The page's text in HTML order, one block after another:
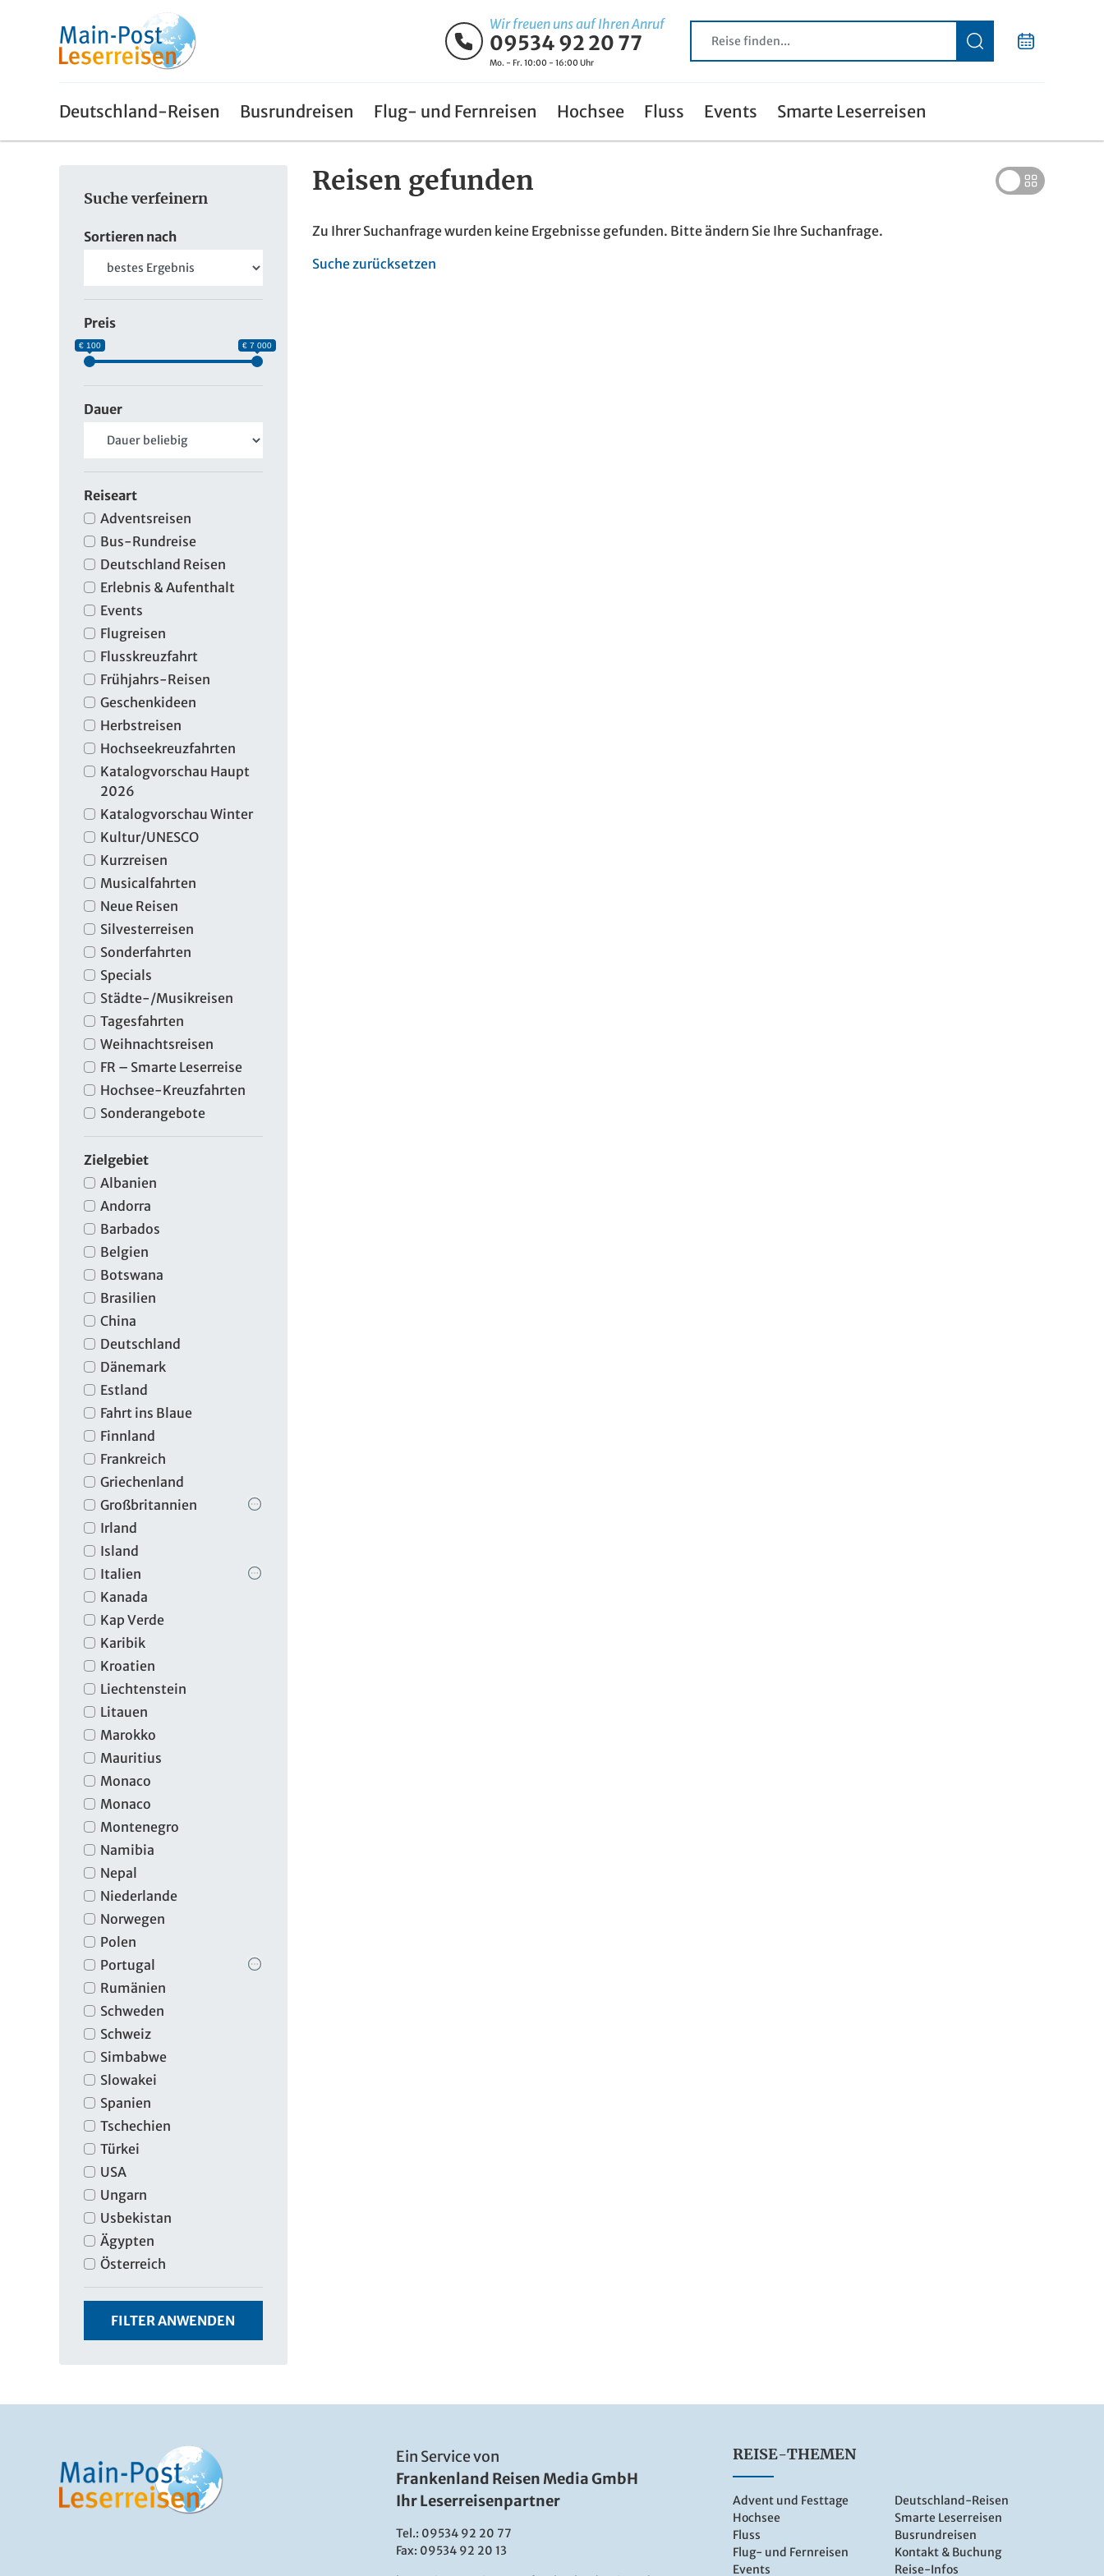
Wir freuen uns auf Ihren Anruf
09534 92 20 77
Mo. - Fr. 10:00 - 16:00 Uhr
Deutschland-Reisen Busrundreisen Flug- und Fernreisen Hochsee Fluss Events Smarte Leserreisen
Suche verfeinern
Sortieren nach
Preis
€ 100 € 7 000
Dauer
Reiseart
Adventsreisen
Bus-Rundreise
Deutschland Reisen
Erlebnis & Aufenthalt
Events
Flugreisen
Flusskreuzfahrt
Frühjahrs-Reisen
Geschenkideen
Herbstreisen
Hochseekreuzfahrten
Katalogvorschau Haupt
2026
Katalogvorschau Winter
Kultur/UNESCO
Kurzreisen
Musicalfahrten
Neue Reisen
Silvesterreisen
Sonderfahrten
Specials
Städte-/Musikreisen
Tagesfahrten
Weihnachtsreisen
FR – Smarte Leserreise
Hochsee-Kreuzfahrten
Sonderangebote
Zielgebiet
Albanien
Andorra
Barbados
Belgien
Botswana
Brasilien
China
Deutschland
Dänemark
Estland
Fahrt ins Blaue
Finnland
Frankreich
Griechenland
Großbritannien
Irland
Island
Italien
Kanada
Kap Verde
Karibik
Kroatien
Liechtenstein
Litauen
Marokko
Mauritius
Monaco
Monaco
Montenegro
Namibia
Nepal
Niederlande
Norwegen
Polen
Portugal
Rumänien
Schweden
Schweiz
Simbabwe
Slowakei
Spanien
Tschechien
Türkei
USA
Ungarn
Usbekistan
Ägypten
Österreich
FILTER ANWENDEN
Reisen gefunden
Zu Ihrer Suchanfrage wurden keine Ergebnisse gefunden. Bitte ändern Sie Ihre Suchanfrage.
Suche zurücksetzen
Ein Service von
Frankenland Reisen Media GmbH
Ihr Leserreisenpartner
Tel.: 09534 92 20 77
Fax: 09534 92 20 13
REISE-THEMEN
Advent und Festtage
Hochsee
Fluss
Flug- und Fernreisen
Events
Deutschland-Reisen
Smarte Leserreisen
Busrundreisen
Kontakt & Buchung
Reise-Infos